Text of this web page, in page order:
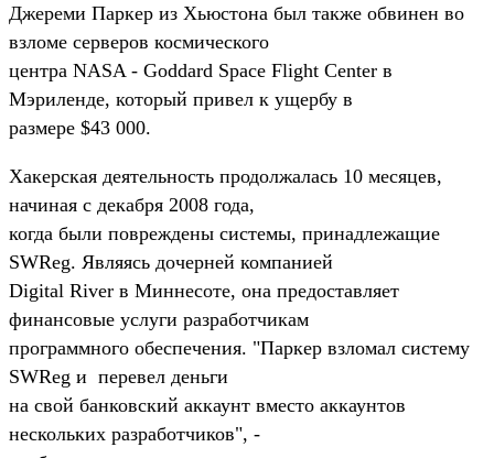
Джереми Паркер из Хьюстона был также обвинен во
взломе серверов космического
центра NASA - Goddard Space Flight Center в
Мэриленде, который привел к ущербу в
размере $43 000.
Хакерская деятельность продолжалась 10 месяцев,
начиная с декабря 2008 года,
когда были повреждены системы, принадлежащие
SWReg. Являясь дочерней компанией
Digital River в Миннесоте, она предоставляет
финансовые услуги разработчикам
программного обеспечения. "Паркер взломал систему
SWReg и перевел деньги
на свой банковский аккаунт вместо аккаунтов
нескольких разработчиков", -